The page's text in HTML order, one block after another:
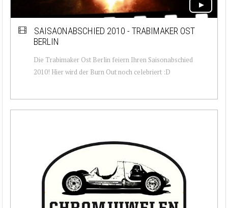
SAISAONABSCHIED 2010 - TRABIMAKER OST
BERLIN
Die Trabimaker Ost Berlin feiern Ihren Saisonabschied
2010! Hier wird der Burn Out noch celebriert :D